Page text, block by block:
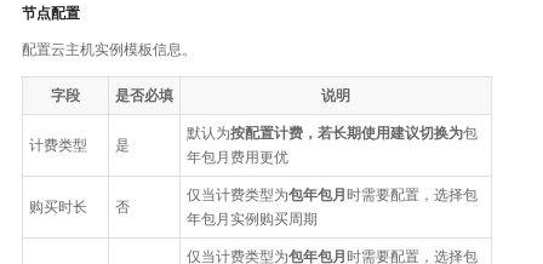
节点配置
配置云主机实例模板信息。
字段 是否必填 说明
计费类型 是
默认为按配置计费，若长期使用建议切换为包
年包月费用更优
购买时长 否
仅当计费类型为包年包月时需要配置，选择包
年包月实例购买周期
仅当计费类型为包年包月时需要配置，选择包